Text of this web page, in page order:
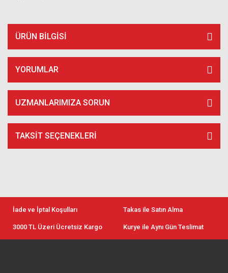
ÜRÜN BILGISI
YORUMLAR
UZMANLARIMIZA SORUN
TAKSIT SEÇENEKLERI
İade ve İptal Koşulları Takas ile Satın Alma
3000 TL Üzeri Ücretsiz Kargo Kurye ile Aynı Gün Teslimat